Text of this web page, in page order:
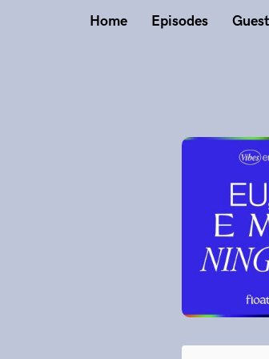
Home Episodes